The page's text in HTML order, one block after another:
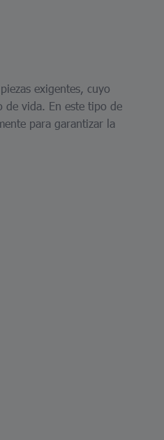
exigentes, cuyo
de vida. En este tipo de
para garantizar la